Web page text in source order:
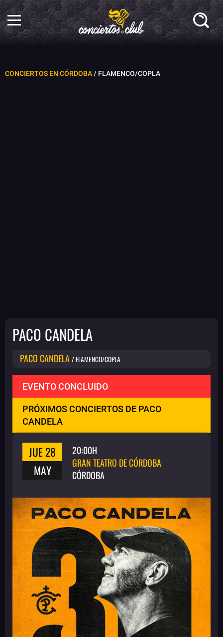
CONCIERTOS EN CÓRDOBA/ FLAMENCO/COPLA
PACO CANDELA
PACO CANDELA / FLAMENCO/COPLA
EVENTO CONCLUIDO
PRÓXIMOS CONCIERTOS DE PACO
CANDELA
JUE 28
MAY
20:00H
GRAN TEATRO DE CÓRDOBA
CÓRDOBA